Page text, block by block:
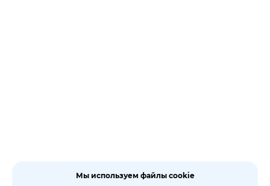
Мы используем файлы cookie